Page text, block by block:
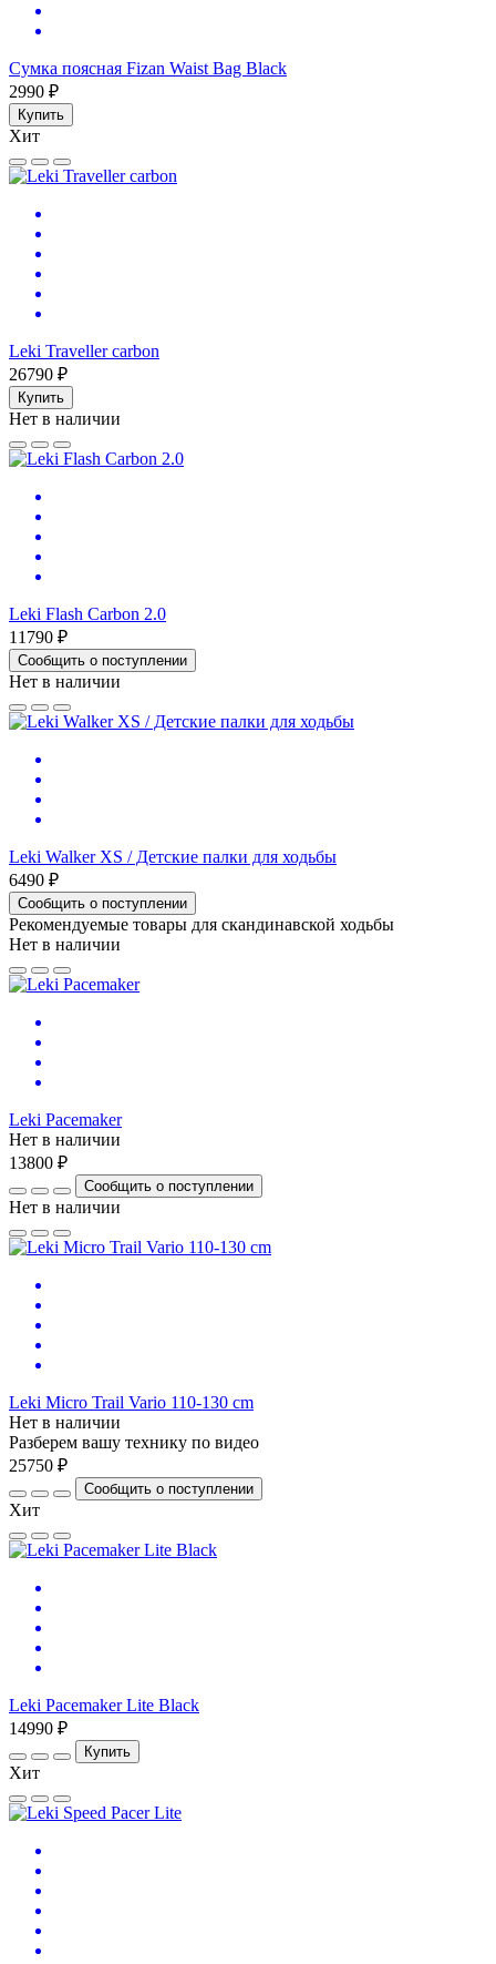
Сумка поясная Fizan Waist Bag Black
2990 ₽
Купить
Хит
Leki Traveller carbon
26790 ₽
Купить
Нет в наличии
Leki Flash Carbon 2.0
11790 ₽
Сообщить о поступлении
Нет в наличии
Leki Walker XS / Детские палки для ходьбы
6490 ₽
Сообщить о поступлении
Рекомендуемые товары для скандинавской ходьбы
Нет в наличии
Leki Pacemaker
Нет в наличии
13800 ₽
Сообщить о поступлении
Нет в наличии
Leki Micro Trail Vario 110-130 cm
Нет в наличии
Разберем вашу технику по видео
25750 ₽
Сообщить о поступлении
Хит
Leki Pacemaker Lite Black
14990 ₽
Купить
Хит